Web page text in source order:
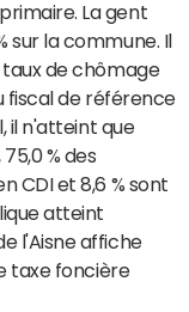
La gent
sur la commune. Il
de chômage
fiscal de référence
il n'atteint que
% des
CDI et 8,6 % sont
atteint
l'Aisne affiche
taxe foncière